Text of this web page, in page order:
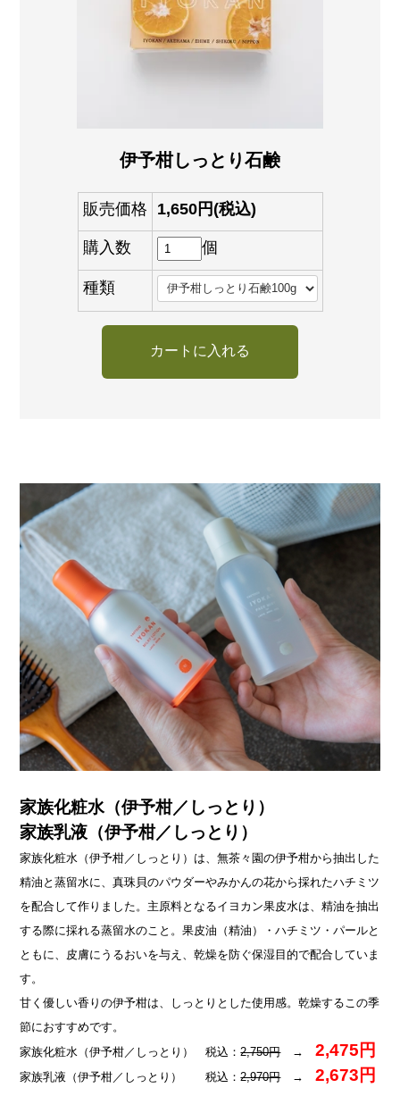
伊予柑しっとり石鹸
販売価格 1,650円(税込)
購入数 個
種類
家族化粧水（伊予柑／しっとり）
家族乳液（伊予柑／しっとり）
家族化粧水（伊予柑／しっとり）は、無茶々園の伊予柑から抽出した
精油と蒸留水に、真珠貝のパウダーやみかんの花から採れたハチミツ
を配合して作りました。主原料となるイヨカン果皮水は、精油を抽出
する際に採れる蒸留水のこと。果皮油（精油）・ハチミツ・パールと
ともに、皮膚にうるおいを与え、乾燥を防ぐ保湿目的で配合していま
す。
甘く優しい香りの伊予柑は、しっとりとした使用感。乾燥するこの季
節におすすめです。
家族化粧水（伊予柑／しっとり） 税込：2,750円→2,475円
家族乳液（伊予柑／しっとり） 税込：2,970円→2,673円